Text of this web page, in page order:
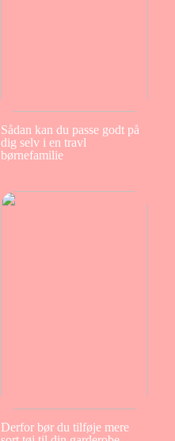
Sådan kan du passe godt på
dig selv i en travl
børnefamilie
Derfor bør du tilføje mere